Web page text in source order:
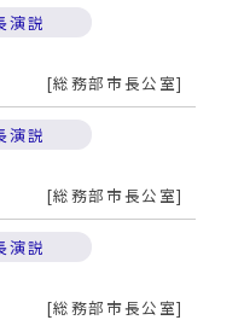
演説
総務部市長公室
演説
総務部市長公室
演説
総務部市長公室